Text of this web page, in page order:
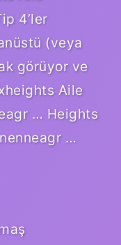
4’ler
(veya
görüyor ve
Aile
… Heights
…